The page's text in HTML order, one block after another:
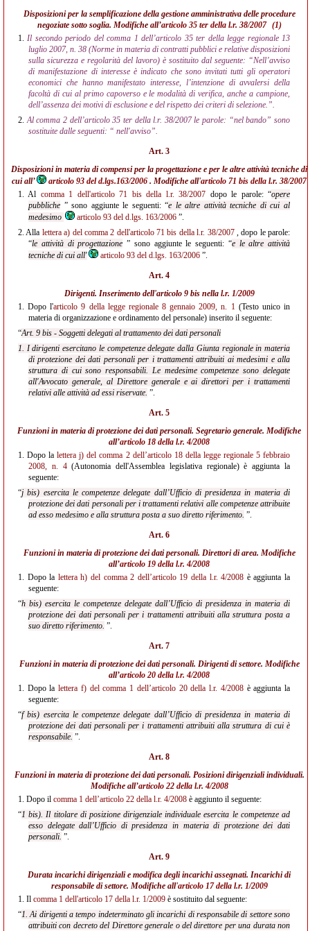
Disposizioni per la semplificazione della gestione amministrativa delle procedure
negoziate sotto soglia. Modifiche all’articolo 35 ter della l.r. 38/2007
(1)
1. Il secondo periodo del comma 1 dell’articolo 35 ter della legge regionale 13
luglio 2007, n. 38 (Norme in materia di contratti pubblici e relative disposizioni
sulla sicurezza e regolarità del lavoro) è sostituito dal seguente: “Nell’avviso
di manifestazione di interesse è indicato che sono invitati tutti gli operatori
economici che hanno manifestato interesse, l’intenzione di avvalersi della
facoltà di cui al primo capoverso e le modalità di verifica, anche a campione,
dell’assenza dei motivi di esclusione e del rispetto dei criteri di selezione.”.
2. Al comma 2 dell’articolo 35 ter della l.r. 38/2007 le parole: “nel bando” sono
sostituite dalle seguenti: “ nell'avviso”.
Art. 3
Disposizioni in materia di compensi per la progettazione e per le altre attività tecniche di
cui all’
articolo 93 del d.lgs.163/2006 . Modifiche all'articolo 71 bis della l.r. 38/2007
1. Al comma 1 dell'articolo 71 bis della l.r. 38/2007 dopo le parole: “opere
pubbliche ” sono aggiunte le seguenti: “e le altre attività tecniche di cui al
medesimo
articolo 93 del d.lgs. 163/2006 ”.
2. Alla lettera a) del comma 2 dell'articolo 71 bis della l.r. 38/2007, dopo le parole:
“le attività di progettazione ” sono aggiunte le seguenti: “e le altre attività
tecniche di cui all'
articolo 93 del d.lgs. 163/2006 ”.
Art. 4
Dirigenti. Inserimento dell'articolo 9 bis nella l.r. 1/2009
1. Dopo l'articolo 9 della legge regionale 8 gennaio 2009, n. 1(Testo unico in
materia di organizzazione e ordinamento del personale) inserito il seguente:
“Art. 9 bis - Soggetti delegati al trattamento dei dati personali
1. I dirigenti esercitano le competenze delegate dalla Giunta regionale in materia
di protezione dei dati personali per i trattamenti attribuiti ai medesimi e alla
struttura di cui sonoresponsabili. Le medesime competenze sono delegate
all'Avvocato generale, al Direttore generale e ai direttori peri trattamenti
relativi alle attività ad essi riservate. ”.
Art. 5
Funzioni in materia di protezione dei dati personali. Segretario generale. Modifiche
all’articolo 18 della l.r. 4/2008
1. Dopo lalettera j) del comma 2 dell’articolo 18 della legge regionale 5 febbraio
2008, n. 4(Autonomia dell'Assemblea legislativa regionale) è aggiunta la
seguente:
“j bis) esercita le competenze delegate dall’Ufficio di presidenza in materia di
protezione dei dati personali per i trattamenti relativi alle competenze attribuite
ad esso medesimo e alla struttura posta a suo diretto riferimento. ”.
Art. 6
Funzioni in materia di protezione dei dati personali. Direttori di area. Modifiche
all’articolo 19 della l.r. 4/2008
1. Dopo la lettera h) del comma 2 dell’articolo 19 della l.r. 4/2008 è aggiunta la
seguente:
“h bis) esercita le competenze delegate dall’Ufficio di presidenza in materia di
protezione dei dati personali per i trattamenti attribuiti alla struttura posta a
suo diretto riferimento. ”.
Art. 7
Funzioni in materia di protezione dei dati personali. Dirigenti di settore. Modifiche
all’articolo 20 della l.r. 4/2008
1. Dopo lalettera f) del comma 1 dell’articolo 20 della l.r. 4/2008è aggiunta la
seguente:
“f bis) esercita le competenze delegate dall’Ufficio di presidenza in materia di
protezione dei dati personali per i trattamenti attribuiti alla struttura di cui è
responsabile. ”.
Art. 8
Funzioni in materia di protezione dei dati personali. Posizioni dirigenziali individuali.
Modifiche all’articolo 22 della l.r. 4/2008
1. Dopo il comma 1 dell’articolo 22 della l.r. 4/2008 è aggiunto il seguente:
“1 bis). Il titolare di posizione dirigenziale individuale esercita le competenze ad
esso delegate dall’Ufficio di presidenza in materia di protezione dei dati
personali. ”.
Art. 9
Durata incarichi dirigenziali e modifica degli incarichi assegnati. Incarichi di
responsabile di settore. Modifiche all'articolo 17 della l.r. 1/2009
1. Il comma 1 dell'articolo 17 della l.r. 1/2009 è sostituito dal seguente:
“1. Ai dirigenti a tempo indeterminato gli incarichi di responsabile di settore sono
attribuiti con decreto del Direttore generale o del direttore per una durata non